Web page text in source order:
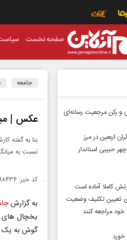
صفحه نخست
جامعه
عکس |
نسبت به
کد خبر: ۱۳۹۸۴۳۴
به گزارش
گوش به یک
و رکن مرجعیت رسانه‌ای
اربعین در مرز
حبیبی استاندار
کاملا آماده است
تعیین تکلیف وضعیت
مراجعه کنند